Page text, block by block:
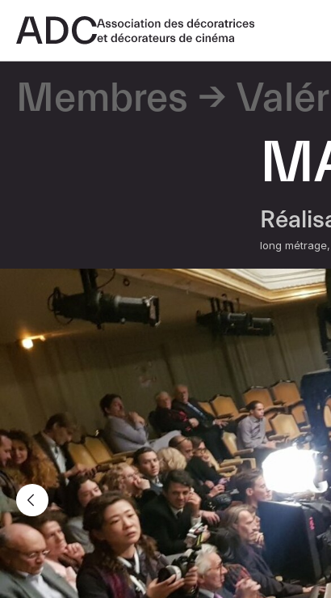
Membres
long métrage